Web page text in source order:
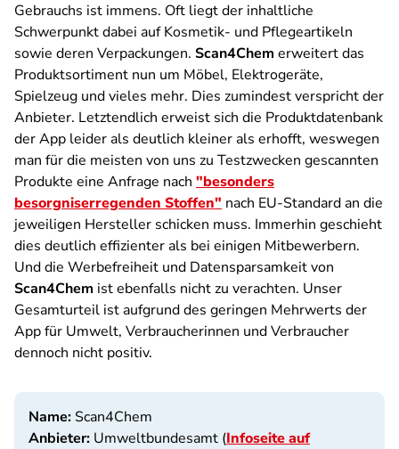
Gebrauchs ist immens. Oft liegt der inhaltliche
Schwerpunkt dabei auf Kosmetik- und Pflegeartikeln
sowie deren Verpackungen. Scan4Chem erweitert das
Produktsortiment nun um Möbel, Elektrogeräte,
Spielzeug und vieles mehr. Dies zumindest verspricht der
Anbieter. Letztendlich erweist sich die Produktdatenbank
der App leider als deutlich kleiner als erhofft, weswegen
man für die meisten von uns zu Testzwecken gescannten
Produkte eine Anfrage nach "besonders
besorgniserregenden Stoffen" nach EU-Standard an die
jeweiligen Hersteller schicken muss. Immerhin geschieht
dies deutlich effizienter als bei einigen Mitbewerbern.
Und die Werbefreiheit und Datensparsamkeit von
Scan4Chem ist ebenfalls nicht zu verachten. Unser
Gesamturteil ist aufgrund des geringen Mehrwerts der
App für Umwelt, Verbraucherinnen und Verbraucher
dennoch nicht positiv.
Name: Scan4Chem
Anbieter: Umweltbundesamt (Infoseite auf